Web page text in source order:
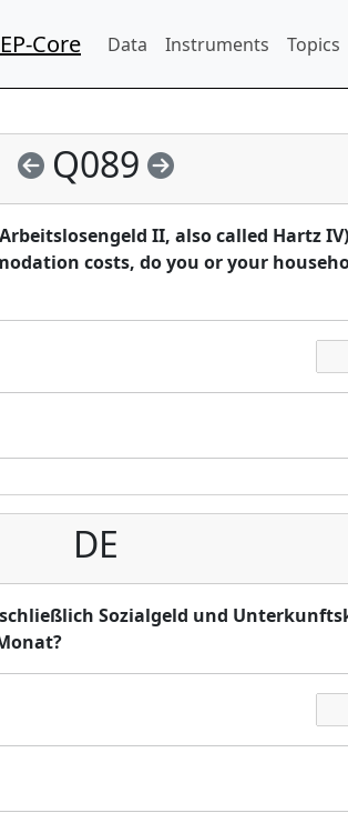
Core Data Instruments Topics
Q089
II, also called Hartz
costs, do you or your
DE
Sozialgeld und